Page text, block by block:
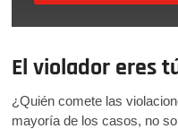
El violador eres
¿Quién comete las
mayoría de los casos, no